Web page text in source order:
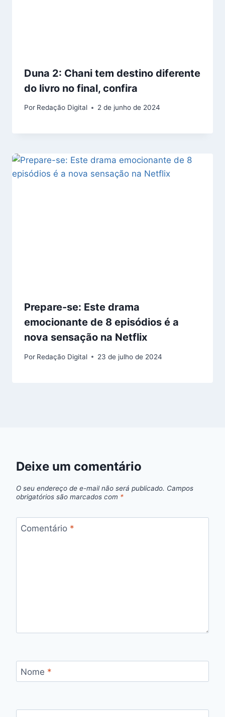
Duna 2: Chani tem destino diferente
do livro no final, confira
Por Redação Digital 2 de junho de 2024
Prepare-se: Este drama
emocionante de 8 episódios é a
nova sensação na Netflix
Por Redação Digital 23 de julho de 2024
Deixe um comentário
O seu endereço de e-mail não será publicado. Campos
obrigatórios são marcados com *
Comentário *
Nome *